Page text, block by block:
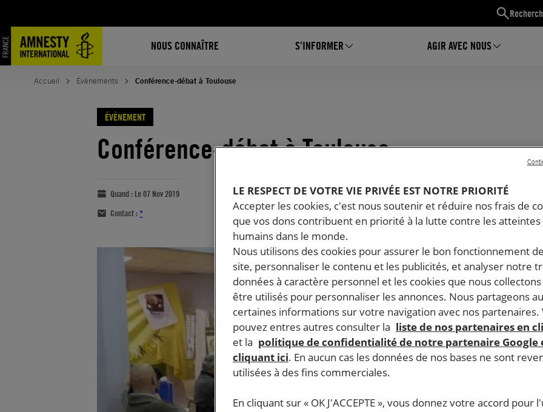
NOUS CONNAÎTRE S’INFORMER AGIR AVEC NOUS
Accueil Évènements Conférence-débat à Toulouse
ÉVÈNEMENT
Conférence-débat à Toulouse
Quand : Le 07 Nov 2019
Contact :*
LE RESPECT DE VOTRE VIE PRIVÉE EST NOTRE PRIORITÉ
Accepter les cookies, c'est nous soutenir et réduire nos frais de
que vos dons contribuent en priorité à la lutte contre les
humains dans le monde.
Nous utilisons des cookies pour assurer le bon fonctionnement
site, personnaliser le contenu et les publicités, et analyser notre
données à caractère personnel et les cookies que nous
être utilisés pour personnaliser les annonces. Nous partageons
certaines informations sur votre navigation avec nos partenaires.
pouvez entres autres consulter la liste de nos partenaires en
et la politique de confidentialité de notre partenaire Google
cliquant ici. En aucun cas les données de nos bases ne sont
utilisées à des fins commerciales.
En cliquant sur « OK J'ACCEPTE », vous donnez votre accord pour